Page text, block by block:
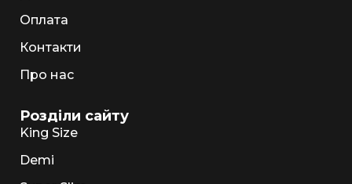
Оплата
Контакти
Про нас
Розділи сайту
King Size
Demi